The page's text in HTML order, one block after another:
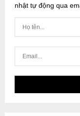
nhật tự động qua